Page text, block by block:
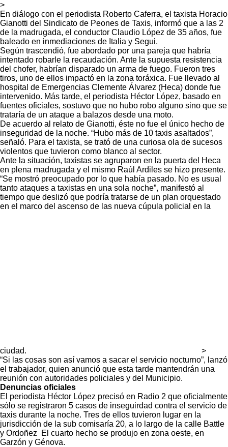
>
En diálogo con el periodista Roberto Caferra, el taxista Horacio
Gianotti del Sindicato de Peones de Taxis, informó que a las 2
de la madrugada, el conductor Claudio López de 35 años, fue
baleado en inmediaciones de Italia y Segui.
Según trascendió, fue abordado por una pareja que habría
intentado robarle la recaudación. Ante la supuesta resistencia
del chofer, habrían disparado un arma de fuego. Fueron tres
tiros, uno de ellos impactó en la zona toráxica. Fue llevado al
hospital de Emergencias Clemente Álvarez (Heca) donde fue
intervenido. Más tarde, el periodista Héctor López, basado en
fuentes oficiales, sostuvo que no hubo robo alguno sino que se
trataría de un ataque a balazos desde una moto.
De acuerdo al relato de Gianotti, éste no fue el único hecho de
inseguridad de la noche. “Hubo más de 10 taxis asaltados”,
señaló. Para el taxista, se trató de una curiosa ola de sucesos
violentos que tuvieron como blanco al sector.
Ante la situación, taxistas se agruparon en la puerta del Heca
en plena madrugada y el mismo Raúl Ardiles se hizo presente.
“Se mostró preocupado por lo que había pasado. No es usual
tanto ataques a taxistas en una sola noche”, manifestó al
tiempo que deslizó que podría tratarse de un plan orquestado
en el marco del ascenso de las nueva cúpula policial en la
ciudad.
>
“Si las cosas son así vamos a sacar el servicio nocturno”, lanzó
el trabajador, quien anunció que esta tarde mantendrán una
reunión con autoridades policiales y del Municipio.
Denuncias oficiales
El periodista Héctor López precisó en Radio 2 que oficialmente
sólo se registraron 5 casos de inseguirdad contra el servicio de
taxis durante la noche. Tres de ellos tuvieron lugar en la
jurisdicción de la sub comisaría 20, a lo largo de la calle Battle
y Ordoñez El cuarto hecho se produjo en zona oeste, en
Garzón y Génova.